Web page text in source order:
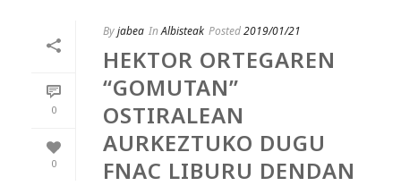
0
0
Byjabea InAlbisteak Posted2019/01/21
HEKTOR ORTEGAREN
“GOMUTAN”
OSTIRALEAN
AURKEZTUKO DUGU
FNAC LIBURU DENDAN